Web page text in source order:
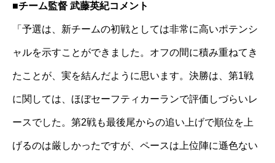
■チーム監督 武藤英紀コメント
「予選は、新チームの初戦としては非常に高いポテンシ
ャルを示すことができました。オフの間に積み重ねてき
たことが、実を結んだように思います。決勝は、第1戦
に関しては、ほぼセーフティカーランで評価しづらいレ
ースでした。第2戦も最後尾からの追い上げで順位を上
げるのは厳しかったですが、ペースは上位陣に遜色ない